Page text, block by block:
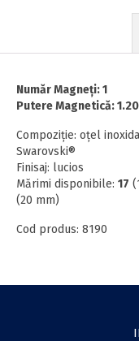
Număr Magneţi: 1
Putere Magnetică:
Compoziţie: oţel
Swarovski®
Finisaj: lucios
Mărimi disponibile: 17
(20 mm)
Cod produs: 8190